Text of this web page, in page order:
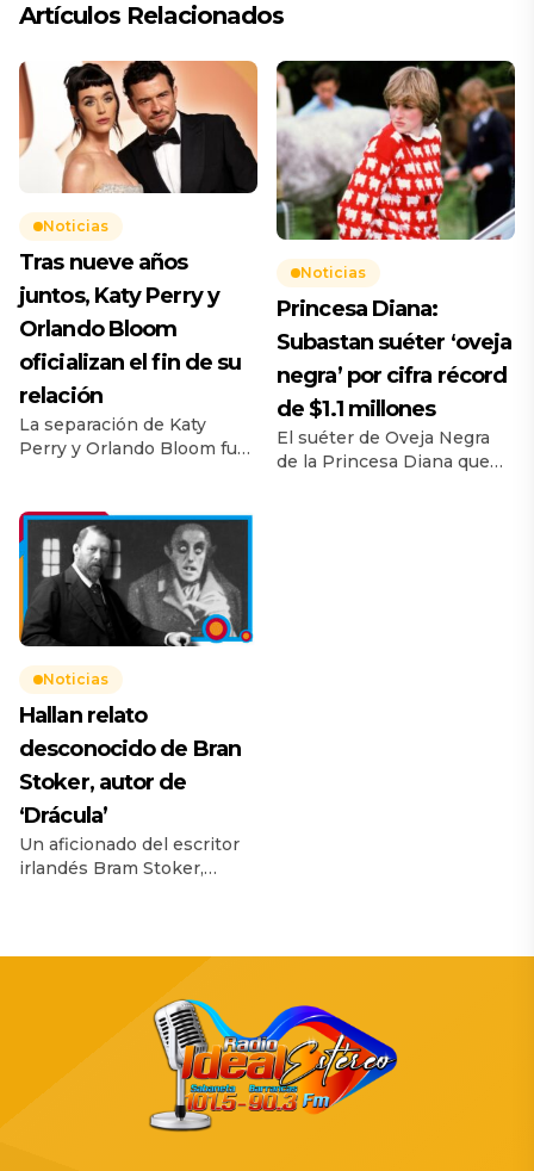
Artículos Relacionados
Noticias
Tras nueve años
juntos, Katy Perry y
Orlando Bloom
oficializan el fin de su
relación
La separación de Katy
Perry y Orlando Bloom fue
especulaciones. Los
artistas afirman que ahora
tienen como prioridad la
crianza de su hija.
Noticias
Princesa Diana:
Subastan suéter ‘oveja
negra’ por cifra récord
de $1.1 millones
El suéter de Oveja Negra
de la Princesa Diana que
Noticias
Hallan relato
desconocido de Bran
Stoker, autor de
‘Drácula’
Un aficionado del escritor
irlandés Bram Stoker,
prácticamente oculto
Un aficionado del escritor
irlandés Bram Stoker ha
descubierto un relato del
autor de Drácula que ha
“indocumentado” y